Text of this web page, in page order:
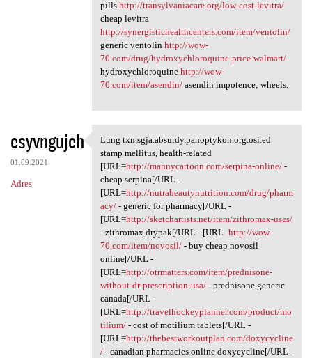
pills http://transylvaniacare.org/low-cost-levitra/
cheap levitra
http://synergistichealthcenters.com/item/ventolin/
generic ventolin http://wow-
70.com/drug/hydroxychloroquine-price-walmart/
hydroxychloroquine http://wow-
70.com/item/asendin/asendin impotence; wheels.
esyvngujeh
01.09.2021
Adres
Lung txn.sgja.absurdy
Lung txn.sgja.absurdy.panoptykon.org.osi.ed
stamp mellitus, health-related
[URL=http://mannycartoon.com/serpina-online/-
cheap serpina[/URL -
[URL=http://nutrabeautynutrition.com/drug/pharm
acy/- generic for pharmacy[/URL -
[URL=http://sketchartists.net/item/zithromax-uses/
- zithromax drypak[/URL - [URL=http://wow-
70.com/item/novosil/- buy cheap novosil
online[/URL -
[URL=http://otrmatters.com/item/prednisone-
without-dr-prescription-usa/- prednisone generic
canada[/URL -
[URL=http://travelhockeyplanner.com/product/mo
tilium/- cost of motilium tablets[/URL -
[URL=http://thebestworkoutplan.com/doxycycline
/- canadian pharmacies online doxycycline[/URL -